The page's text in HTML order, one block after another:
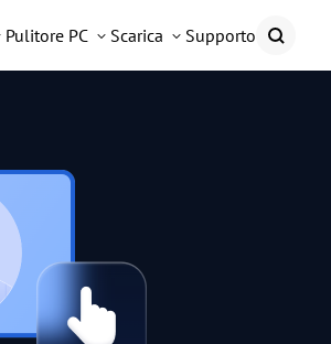
Pulitore PC Scarica Supporto